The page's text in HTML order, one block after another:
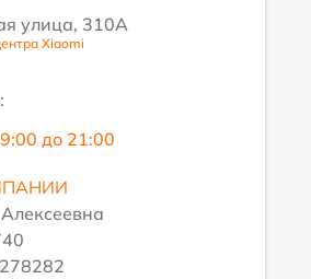
улица, 310А
Xiaomi
до 21:00